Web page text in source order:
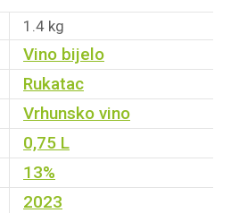
1.4 kg
Vino bijelo
Rukatac
Vrhunsko vino
0,75 L
13%
2023